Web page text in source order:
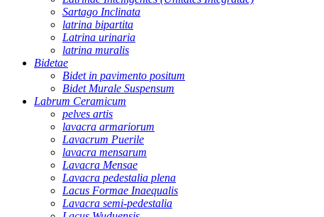
Sartago Inclinata
latrina bipartita
Latrina urinaria
latrina muralis
Bidetae
Bidet in pavimento positum
Bidet Murale Suspensum
Labrum Ceramicum
pelves artis
lavacra armariorum
Lavacrum Puerile
lavacra mensarum
Lavacra Mensae
Lavacra pedestalia plena
Lacus Formae Inaequalis
Lavacra semi-pedestalia